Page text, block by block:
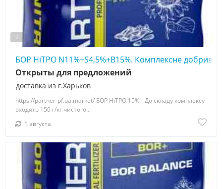
2
БОР НіТРО N11%+S4,5%+B15%. Комплексне
доставка из г.Харьков
Открыты для предложений
https://partner-pf.ua.market/ БОР НіТРО 15% - До складу комплексу
входять 150 г/кг чистого...
1 августа